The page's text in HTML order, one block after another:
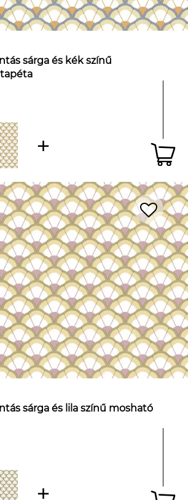
sárga és kék színű
sárga és lila színű mosható